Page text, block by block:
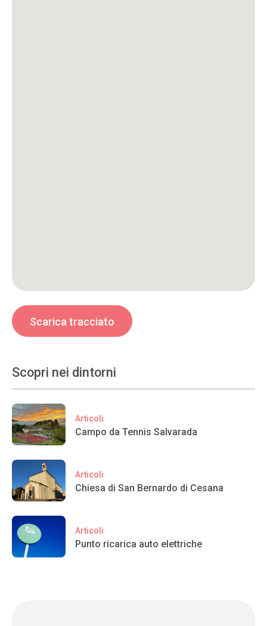
Scarica tracciato
Scopri nei dintorni
Articoli
Campo da Tennis Salvarada
Articoli
Chiesa di San Bernardo di Cesana
Articoli
Punto ricarica auto elettriche